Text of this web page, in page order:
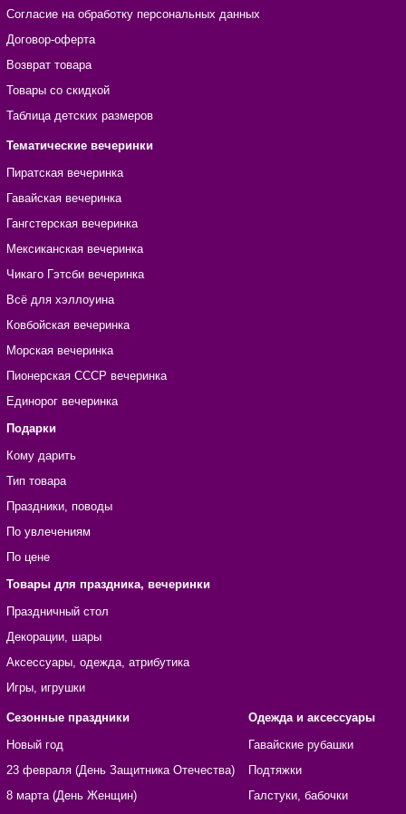
Согласие на обработку персональных данных
Договор-оферта
Возврат товара
Товары со скидкой
Таблица детских размеров
Тематические вечеринки
Пиратская вечеринка
Гавайская вечеринка
Гангстерская вечеринка
Мексиканская вечеринка
Чикаго Гэтсби вечеринка
Всё для хэллоуина
Ковбойская вечеринка
Морская вечеринка
Пионерская СССР вечеринка
Единорог вечеринка
Подарки
Кому дарить
Тип товара
Праздники, поводы
По увлечениям
По цене
Товары для праздника, вечеринки
Праздничный стол
Декорации, шары
Аксессуары, одежда, атрибутика
Игры, игрушки
Сезонные праздники
Новый год
23 февраля (День Защитника Отечества)
8 марта (День Женщин)
Одежда и аксессуары
Гавайские рубашки
Подтяжки
Галстуки, бабочки